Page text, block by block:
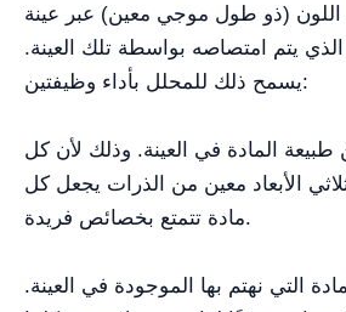
اللون (ذو طول موجي معين) عبر عينة
يتم امتصاصه بواسطة تلك العينة.
يسمح ذلك للمحلل بأداء وظيفتين:
المادة في العينة. وذلك لأن كل
الأبعاد معين من الذرات يجعل كل
مادة تتمتع بخصائص فريدة.
التي نهتم بها الموجودة في العينة.